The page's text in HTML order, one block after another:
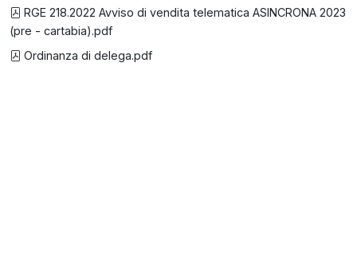
RGE 218.2022 Avviso di vendita telematica ASINCRONA 2023
(pre - cartabia).pdf
Ordinanza di delega.pdf